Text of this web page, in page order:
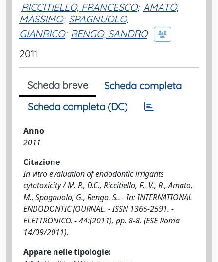
RICCITIELLO, FRANCESCO; AMATO,
MASSIMO; SPAGNUOLO,
GIANRICO; RENGO, SANDRO
2011
Scheda breve
Scheda completa
Scheda completa (DC)
Anno
2011
Citazione
In vitro evaluation of endodontic irrigants
cytotoxicity / M. P., D.C., Riccitiello, F., V., R., Amato,
M., Spagnuolo, G., Rengo, S.. - In: INTERNATIONAL
ENDODONTIC JOURNAL. - ISSN 1365-2591. -
ELETTRONICO. - 44:(2011), pp. 8-8. (ESE Roma
14/09/2011).
Appare nelle tipologie: